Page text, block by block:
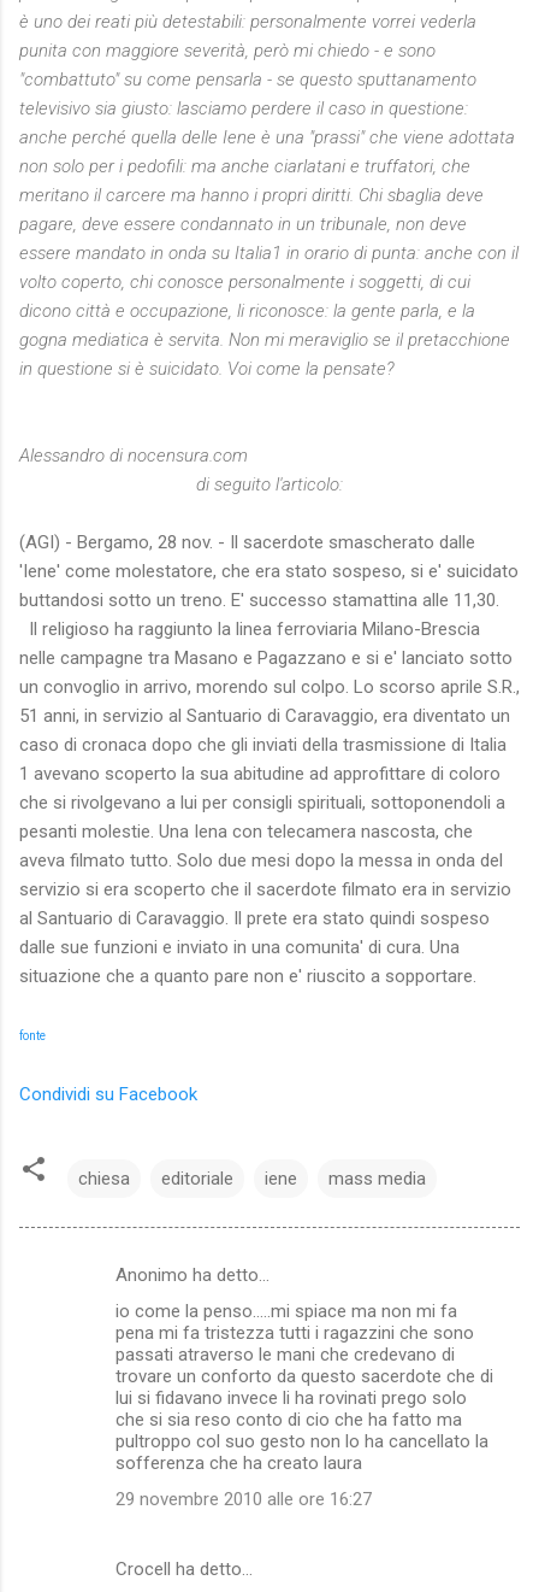
è uno dei reati più detestabili: personalmente vorrei vederla
punita con maggiore severità, però mi chiedo - e sono
"combattuto" su come pensarla - se questo sputtanamento
televisivo sia giusto: lasciamo perdere il caso in questione:
anche perché quella delle Iene è una "prassi" che viene adottata
non solo per i pedofili: ma anche ciarlatani e truffatori, che
meritano il carcere ma hanno i propri diritti. Chi sbaglia deve
pagare, deve essere condannato in un tribunale, non deve
essere mandato in onda su Italia1 in orario di punta: anche con il
volto coperto, chi conosce personalmente i soggetti, di cui
dicono città e occupazione, li riconosce: la gente parla, e la
gogna mediatica è servita. Non mi meraviglio se il pretacchione
in questione si è suicidato. Voi come la pensate?
Alessandro di nocensura.com
di seguito l'articolo:
(AGI) - Bergamo, 28 nov. - Il sacerdote smascherato dalle
'Iene' come molestatore, che era stato sospeso, si e' suicidato
buttandosi sotto un treno. E' successo stamattina alle 11,30.
Il religioso ha raggiunto la linea ferroviaria Milano-Brescia
nelle campagne tra Masano e Pagazzano e si e' lanciato sotto
un convoglio in arrivo, morendo sul colpo. Lo scorso aprile S.R.,
51 anni, in servizio al Santuario di Caravaggio, era diventato un
caso di cronaca dopo che gli inviati della trasmissione di Italia
1 avevano scoperto la sua abitudine ad approfittare di coloro
che si rivolgevano a lui per consigli spirituali, sottoponendoli a
pesanti molestie. Una Iena con telecamera nascosta, che
aveva filmato tutto. Solo due mesi dopo la messa in onda del
servizio si era scoperto che il sacerdote filmato era in servizio
al Santuario di Caravaggio. Il prete era stato quindi sospeso
dalle sue funzioni e inviato in una comunita' di cura. Una
situazione che a quanto pare non e' riuscito a sopportare.
fonte
Condividi su Facebook
chiesa editoriale iene mass media
Anonimo ha detto…
io come la penso.....mi spiace ma non mi fa
pena mi fa tristezza tutti i ragazzini che sono
passati atraverso le mani che credevano di
trovare un conforto da questo sacerdote che di
lui si fidavano invece li ha rovinati prego solo
che si sia reso conto di cio che ha fatto ma
pultroppo col suo gesto non lo ha cancellato la
sofferenza che ha creato laura
29 novembre 2010 alle ore 16:27
Crocell ha detto…